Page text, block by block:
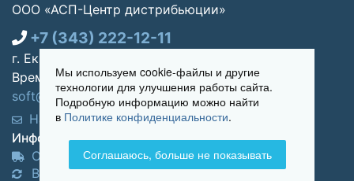
ООО «АСП-Центр дистрибьюции»
+7 (343) 222-12-11
г. Екатеринбург, ул. Щорса 7, офис 270
Время работы: Пн-пт 09:00 - 18:00
soft@asp-partners.ru
Написать нам
Обратный звонок
Информация для покупателей:
Оплата и доставка
Возврат и обмен товара
Мы используем cookie-файлы и другие
технологии для улучшения работы сайта.
Подробную информацию можно найти
в Политике конфиденциальности.
Соглашаюсь, больше не показывать